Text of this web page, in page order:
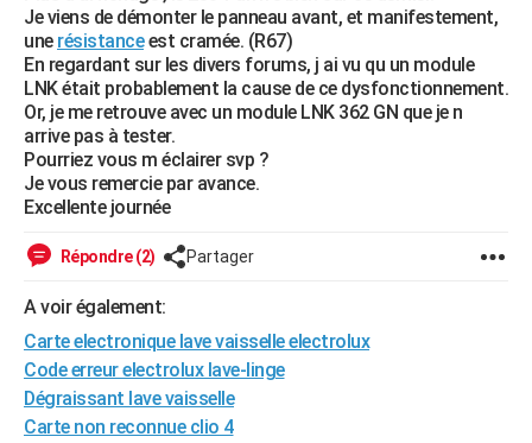
Guides de France
Escapades
Patrimoine
Expositions
Musées
Week-end nature
+LIFESTYLE
Art de vivre
Bien-être
Loisirs
Mode
Modes de vie
SANTE
Alimentation
Guide de la santé
Maladies
Médicaments
Sommeil
VOYAGE
Destinations
City break
Voyage nature
Voyage de noces
Forum
ClimatPHOTO
CARTE DE VOEUX
Carte de Noël
Carte Bonne année
Carte Saint-Valentin
Carte Pâques
Carte d'anniversaire
DICTIONNAIRE
Dictionnaire
Biographies
Citations
Expressions
Proverbes
PROGRAMME TV
Je viens de démonter le panneau avant, et manifestement,
une résistanceest cramée. (R67)
En regardant sur les divers forums, j ai vu qu un module
LNK était probablement la cause de ce dysfonctionnement.
Or, je me retrouve avec un module LNK 362 GN que je n
arrive pas à tester.
Pourriez vous m éclairer svp ?
Je vous remercie par avance.
Excellente journée
Répondre (2) Partager
A voir également:
Carte electronique lave vaisselle electrolux
Code erreur electrolux lave-linge
Dégraissant lave vaisselle
Carte non reconnue clio 4